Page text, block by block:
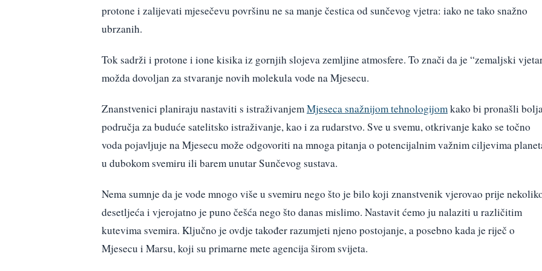
protone i zalijevati mjesečevu površinu ne sa manje čestica od sunčevog vjetra: iako ne tako snažno
ubrzanih.
Tok sadrži i protone i ione kisika iz gornjih slojeva zemljine atmosfere. To znači da je “zemaljski
možda dovoljan za stvaranje novih molekula vode na Mjesecu.
Znanstvenici planiraju nastaviti s istraživanjemMjeseca snažnijom tehnologijomkako bi pronašli
područja za buduće satelitsko istraživanje, kao i za rudarstvo. Sve u svemu, otkrivanje kako se točno
voda pojavljuje na Mjesecu može odgovoriti na mnoga pitanja o potencijalnim važnim ciljevima
u dubokom svemiru ili barem unutar Sunčevog sustava.
Nema sumnje da je vode mnogo više u svemiru nego što je bilo koji znanstvenik vjerovao prije
desetljeća i vjerojatno je puno češća nego što danas mislimo. Nastavit ćemo ju nalaziti u različitim
kutevima svemira. Ključno je ovdje također razumjeti njeno postojanje, a posebno kada je riječ o
Mjesecu i Marsu, koji su primarne mete agencija širom svijeta.